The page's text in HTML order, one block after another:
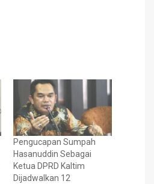
Pengucapan Sumpah
Hasanuddin Sebagai
Ketua DPRD Kaltim
Dijadwalkan 12